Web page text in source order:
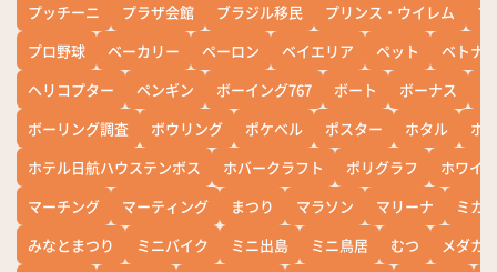
プッチーニ
プラザ会館 ブラジル移民 プリンス・ウイレム
ブ
プロ野球
ベーカリー ペーロン ベイエリア ペット
ベトナ
ヘリコプター
ペンギン ボーイング767 ボート ボーナス
ボーリング調査
ボウリング ポケベル ポスター ホタル
ホ
ホテル日航ハウステンボス
ホバークラフト ポリグラフ
ホワイ
マーチング
マーティング まつり マラソン マリーナ
ミカ
みなとまつり
ミニバイク ミニ出島 ミニ鳥居 むつ
メダカ